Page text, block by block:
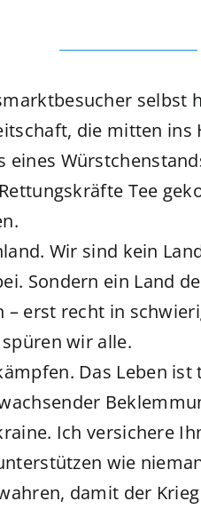
selbst
die mitten ins
eines
Tee
Wir sind kein
Sondern ein Land
erst recht in
wir alle.
Das Leben
Ich versichere
wie
damit der